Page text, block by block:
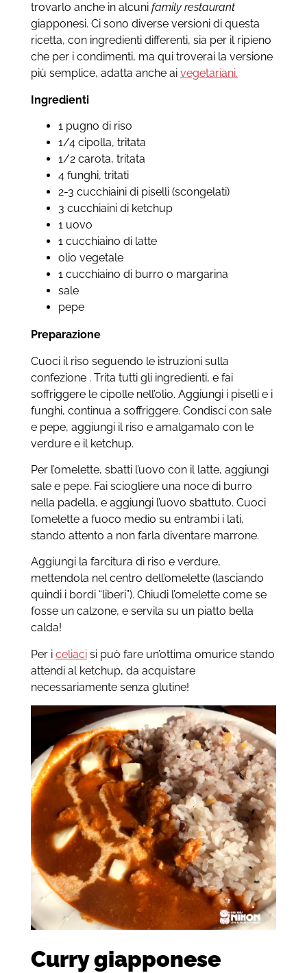
trovarlo anche in alcuni family restaurant
giapponesi. Ci sono diverse versioni di questa
ricetta, con ingredienti differenti, sia per il ripieno
che per i condimenti, ma qui troverai la versione
più semplice, adatta anche ai vegetariani.
Ingredienti
1 pugno di riso
1/4 cipolla, tritata
1/2 carota, tritata
4 funghi, tritati
2-3 cucchiaini di piselli (scongelati)
3 cucchiaini di ketchup
1 uovo
1 cucchiaino di latte
olio vegetale
1 cucchiaino di burro o margarina
sale
pepe
Preparazione
Cuoci il riso seguendo le istruzioni sulla
confezione . Trita tutti gli ingredienti, e fai
soffriggere le cipolle nell’olio. Aggiungi i piselli e i
funghi, continua a soffriggere. Condisci con sale
e pepe, aggiungi il riso e amalgamalo con le
verdure e il ketchup.
Per l’omelette, sbatti l’uovo con il latte, aggiungi
sale e pepe. Fai sciogliere una noce di burro
nella padella, e aggiungi l’uovo sbattuto. Cuoci
l’omelette a fuoco medio su entrambi i lati,
stando attento a non farla diventare marrone.
Aggiungi la farcitura di riso e verdure,
mettendola nel centro dell’omelette (lasciando
quindi i bordi “liberi”). Chiudi l’omelette come se
fosse un calzone, e servila su un piatto bella
calda!
Per i celiacisi può fare un’ottima omurice stando
attendi al ketchup, da acquistare
necessariamente senza glutine!
Curry giapponese